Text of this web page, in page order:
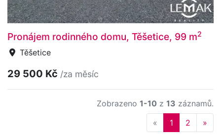
Pronájem rodinného domu, Těšetice, 99 m2
Těšetice
29 500 Kč /za měsíc
Zobrazeno 1-10 z 13 záznamů.
« Previous
1 2 »